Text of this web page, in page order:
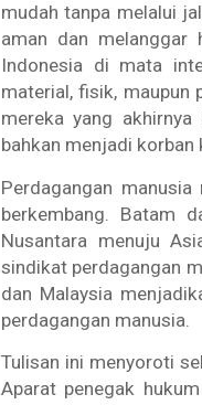
mudah tanpa melalui
aman dan
Indonesia di mata
material, fisik, maupun
mereka yang
bahkan menjadi korban
Perdagangan
berkembang. Batam
Nusantara menuju
sindikat perdagangan
dan Malaysia
perdagangan manusia.
Tulisan ini menyoroti
Aparat penegak